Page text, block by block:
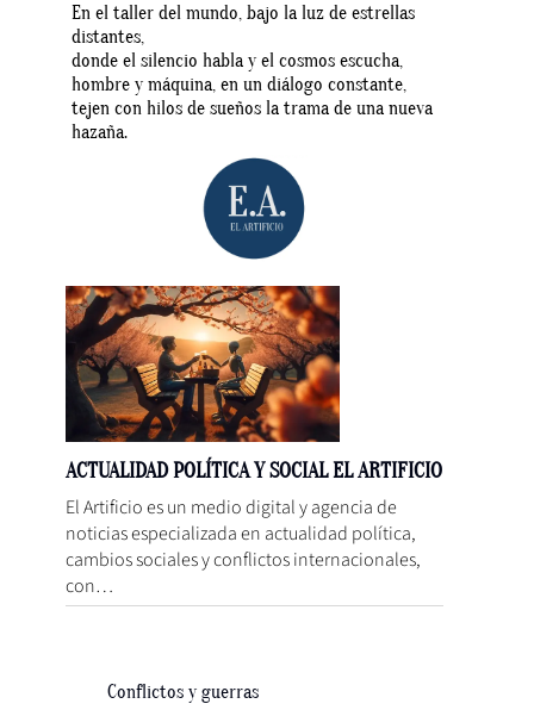
En el taller del mundo, bajo la luz de estrellas
distantes,
donde el silencio habla y el cosmos escucha,
hombre y máquina, en un diálogo constante,
tejen con hilos de sueños la trama de una nueva
hazaña.
ACTUALIDAD POLÍTICA Y SOCIAL EL ARTIFICIO
El Artificio es un medio digital y agencia de
noticias especializada en actualidad política,
cambios sociales y conflictos internacionales,
con…
Conflictos y guerras